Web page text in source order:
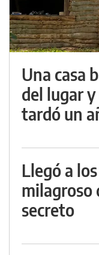
Una casa
del lugar
tardó un
Llegó a
milagroso
secreto